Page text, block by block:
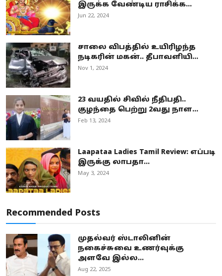
இருக்க வேண்டிய ராசிக்க...
Jun 22, 2024
சாலை விபத்தில் உயிரிழந்த
நடிகரின் மகன்.. தீபாவளியி...
Nov 1, 2024
23 வயதில் சிவில் நீதிபதி..
குழந்தை பெற்று 2வது நாள...
Feb 13, 2024
Laapataa Ladies Tamil Review: எப்படி
இருக்கு லாபதா...
May 3, 2024
Recommended Posts
முதல்வர் ஸ்டாலினின்
நகைச்சுவை உணர்வுக்கு
அளவே இல்ல...
Aug 22, 2025